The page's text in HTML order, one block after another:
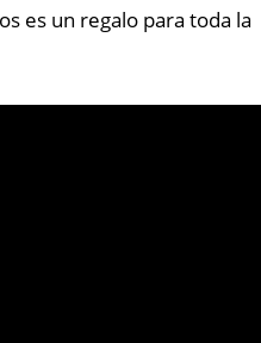
es un regalo para toda la